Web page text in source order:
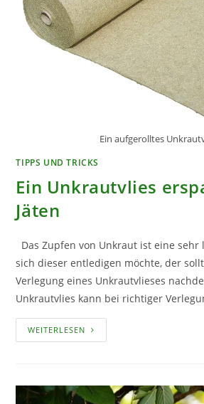
Ein aufgerolltes
TIPPS UND TRICKS
Ein Unkrautvlies
Jäten
Das Zupfen von Unkraut ist eine sehr
sich dieser entledigen möchte, der
Verlegung eines Unkrautvlieses
Unkrautvlies kann bei richtiger
WEITERLESEN EIN
UNKRAUTVLIES